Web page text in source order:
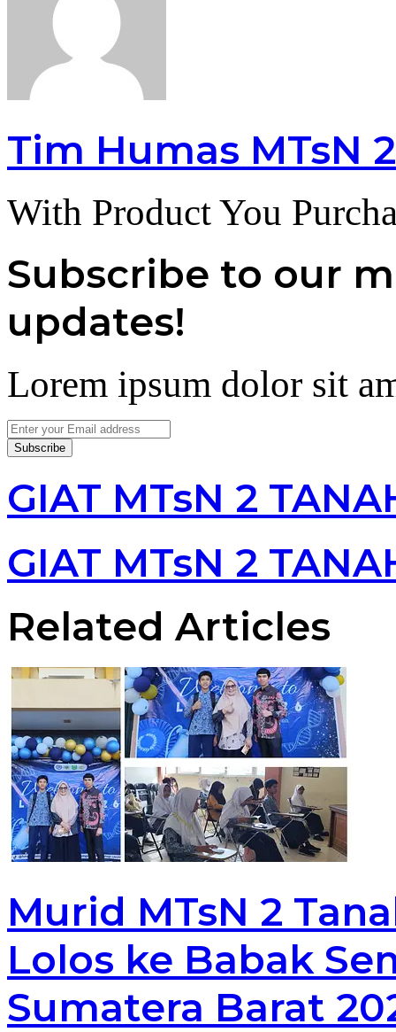
Tim Humas MTsN
With Product You
Subscribe to our
updates!
Lorem ipsum dolor sit
Enter
your
Email
GIAT MTsN 2
GIAT MTsN 2
Related Articles
Murid MTsN 2
Lolos ke Babak
Sumatera Barat